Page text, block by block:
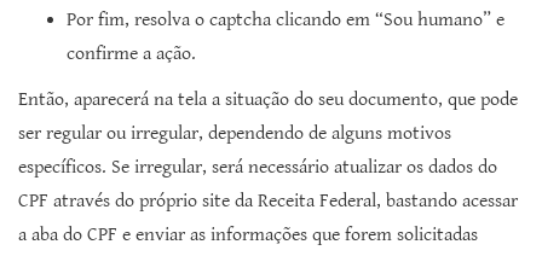
Por fim, resolva o captcha clicando em “Sou humano” e
confirme a ação.
Então, aparecerá na tela a situação do seu documento, que pode
ser regular ou irregular, dependendo de alguns motivos
específicos. Se irregular, será necessário atualizar os dados do
CPF através do próprio site da Receita Federal, bastando acessar
a aba do CPF e enviar as informações que forem solicitadas